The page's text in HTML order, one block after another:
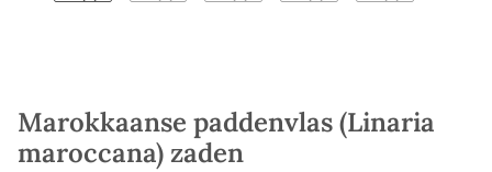
Marokkaanse paddenvlas (Linaria
maroccana) zaden